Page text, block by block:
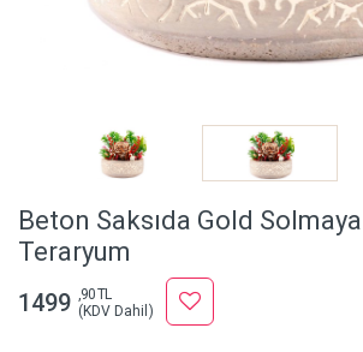
Beton Saksıda Gold
Teraryum
1499 ,90 TL
(KDV Dahil)